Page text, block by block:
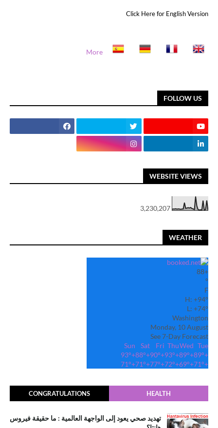
Click Here for English Version
More
FOLLOW US
WEBSITE VIEWS
3,230,207
WEATHER
+
88
°
F
H: +94°
L: +74°
Washington
Monday, 10 August
See 7-Day Forecast
Tue
Wed
Thu
Fri
Sat
Sun
+
89°
+
89°
+
93°
+
90°
+
88°
+
93°
+
71°
+
69°
+
72°
+
77°
+
71°
+
71°
HEALTH
CONGRATULATIONS
تهديد صحي يعود إلى الواجهة العالمية : ما حقيقة فيروس